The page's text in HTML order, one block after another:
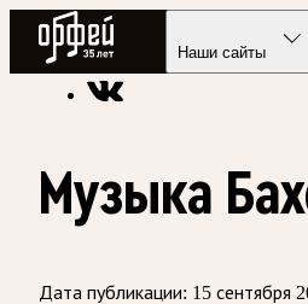
Радио Орфей
Наши сайты
Радио классической музыки
Музыка
Дата публикации: 15 сентября